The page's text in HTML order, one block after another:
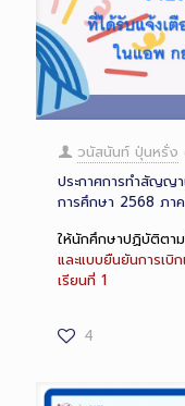
วนัสนันท์ ปุ่นหรั่ง
ประกาศการทำสัญญา
การศึกษา 2568 ภาค
ให้นักศึกษาปฏิบัติตา
และแบบยืนยันการเบิ
เรียนที่ 1
4